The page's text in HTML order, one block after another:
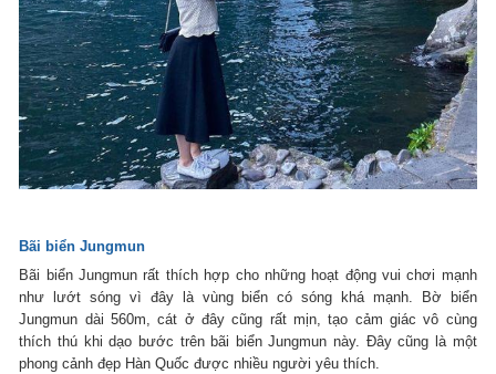
Bãi biển Jungmun
Bãi biển Jungmun rất thích hợp cho những hoạt động vui chơi mạnh
như lướt sóng vì đây là vùng biển có sóng khá mạnh. Bờ biển
Jungmun dài 560m, cát ở đây cũng rất mịn, tạo cảm giác vô cùng
thích thú khi dạo bước trên bãi biển Jungmun này. Đây cũng là một
phong cảnh đẹp Hàn Quốc được nhiều người yêu thích.